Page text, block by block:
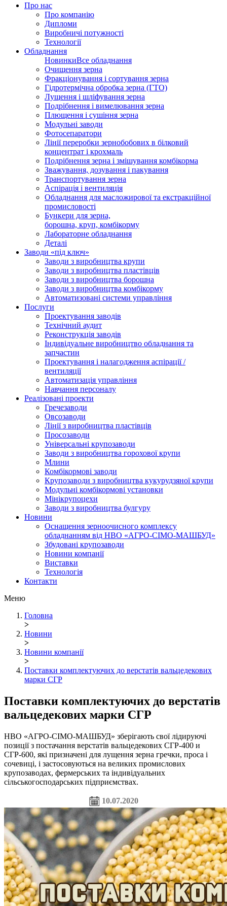
Про нас
Про компанію
Дипломи
Виробничі потужності
Технології
Обладнання
НовинкиВсе обладнання
Очищення зерна
Фракціонування і сортування зерна
Гідротермічна обробка зерна (ГТО)
Лущення і шліфування зерна
Подрібнення і вимелювання зерна
Плющення і сушіння зерна
Модульні заводи
Фотосепаратори
Лінії переробки зернобобових в білковий
концентрат і крохмаль
Подрібнення зерна і змішування комбікорма
Зважування, дозування і пакування
Транспортування зерна
Аспірація і вентиляція
Обладнання для масложирової та екстракційної
промисловості
Бункери для зерна,
борошна, круп, комбікорму
Лабораторне обладнання
Деталі
Заводи «під ключ»
Заводи з виробництва крупи
Заводи з виробництва пластівців
Заводи з виробництва борошна
Заводи з виробництва комбікорму
Автоматизовані системи управління
Послуги
Проектування заводів
Технічний аудит
Реконструкція заводів
Індивідуальне виробництво обладнання та
запчастин
Проектування і налагодження аспірації /
вентиляції
Автоматизація управління
Навчання персоналу
Реалізовані проекти
Гречезаводи
Овсозаводи
Лінії з виробництва пластівців
Просозаводи
Універсальні крупозаводи
Заводи з виробництва горохової крупи
Млини
Комбікормові заводи
Крупозаводи з виробництва кукурудзяної крупи
Модульні комбікормові установки
Мінікрупоцехи
Заводи з виробництва булгуру
Новини
Оснащення зерноочисного комплексу
обладнанням від НВО «АГРО-СІМО-МАШБУД»
Збудовані крупозаводи
Новини компанії
Виставки
Технологія
Контакти
Меню
Головна
>
Новини
>
Новини компанії
>
Поставки комплектуючих до верстатів вальцедекових
марки СГР
Поставки комплектуючих до верстатів
вальцедекових марки СГР
НВО «АГРО-СІМО-МАШБУД» зберігають свої лідируючі
позиції з постачання верстатів вальцедекових СГР-400 и
СГР-600, які призначені для лущення зерна гречки, проса і
сочевиці, і застосовуються на великих промислових
крупозаводах, фермерських та індивідуальних
сільськогосподарських підприємствах.
10.07.2020